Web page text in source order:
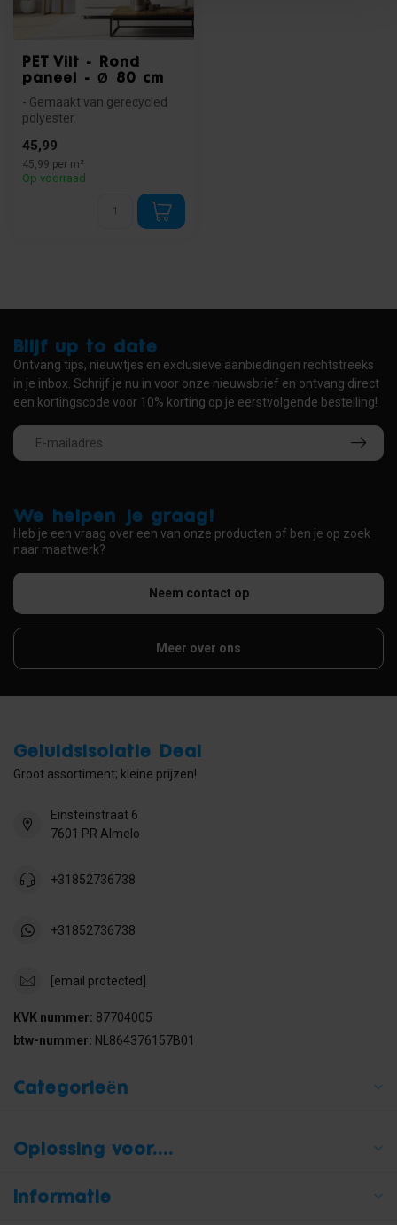
PET Vilt - Rond
paneel - Ø 80 cm
- Gemaakt van gerecycled
polyester.
- Goede akoes...
45,99
45,99 per m²
Op voorraad
We helpen je graag!
Heb je een vraag over een van onze producten of ben je op zoek
naar maatwerk?
Neem contact op
Meer over ons
Blijf up to date
Ontvang tips, nieuwtjes en exclusieve aanbiedingen rechtstreeks
in je inbox. Schrijf je nu in voor onze nieuwsbrief en ontvang direct
een kortingscode voor 10% korting op je eerstvolgende bestelling!
Geluidsisolatie Deal
Groot assortiment; kleine prijzen!
Einsteinstraat 6
7601 PR Almelo
+31852736738
+31852736738
[email protected]
KVK nummer: 87704005
btw-nummer: NL864376157B01
Categorieën
Oplossing voor....
Informatie